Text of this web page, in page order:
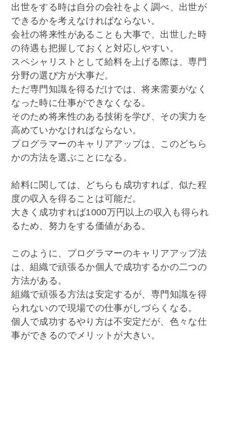
出世をする時は自分の会社をよく調べ、出世が
できるかを考えなければならない。
会社の将来性があることも大事で、出世した時
の待遇も把握しておくと対応しやすい。
スペシャリストとして給料を上げる際は、専門
分野の選び方が大事だ。
ただ専門知識を得るだけでは、将来需要がなく
なった時に仕事ができなくなる。
そのため将来性のある技術を学び、その実力を
高めていかなければならない。
プログラマーのキャリアアップは、このどちら
かの方法を選ぶことになる。
給料に関しては、どちらも成功すれば、似た程
度の収入を得ることは可能だ。
大きく成功すれば1000万円以上の収入も得られ
るため、努力をする価値がある。
このように、プログラマーのキャリアアップ法
は、組織で頑張るか個人で成功するかの二つの
方法がある。
組織で頑張る方法は安定するが、専門知識を得
られないので現場での仕事がしづらくなる。
個人で成功するやり方は不安定だが、色々な仕
事ができるのでメリットが大きい。